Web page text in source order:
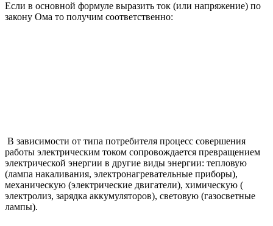
Если в основной формуле выразить ток (или напряжение) по
закону Ома то получим соответственно:
В зависимости от типа потребителя процесс совершения
работы электрическим током сопровождается превращением
электрической энергии в другие виды энергии: тепловую
(лампа накаливания, электронагревательные приборы),
механическую (электрические двигатели), химическую (
электролиз, зарядка аккумуляторов), световую (газосветные
лампы).